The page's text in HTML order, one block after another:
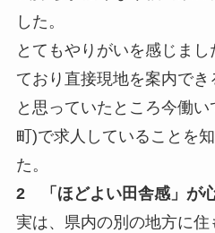
した。
とてもやりがいを感じまし
ており直接現地を案内で
と 思っていたところ今働い
町)で求人していることを
た。
2 「ほどよい田舎感」が
実は、県内の別の地方に住